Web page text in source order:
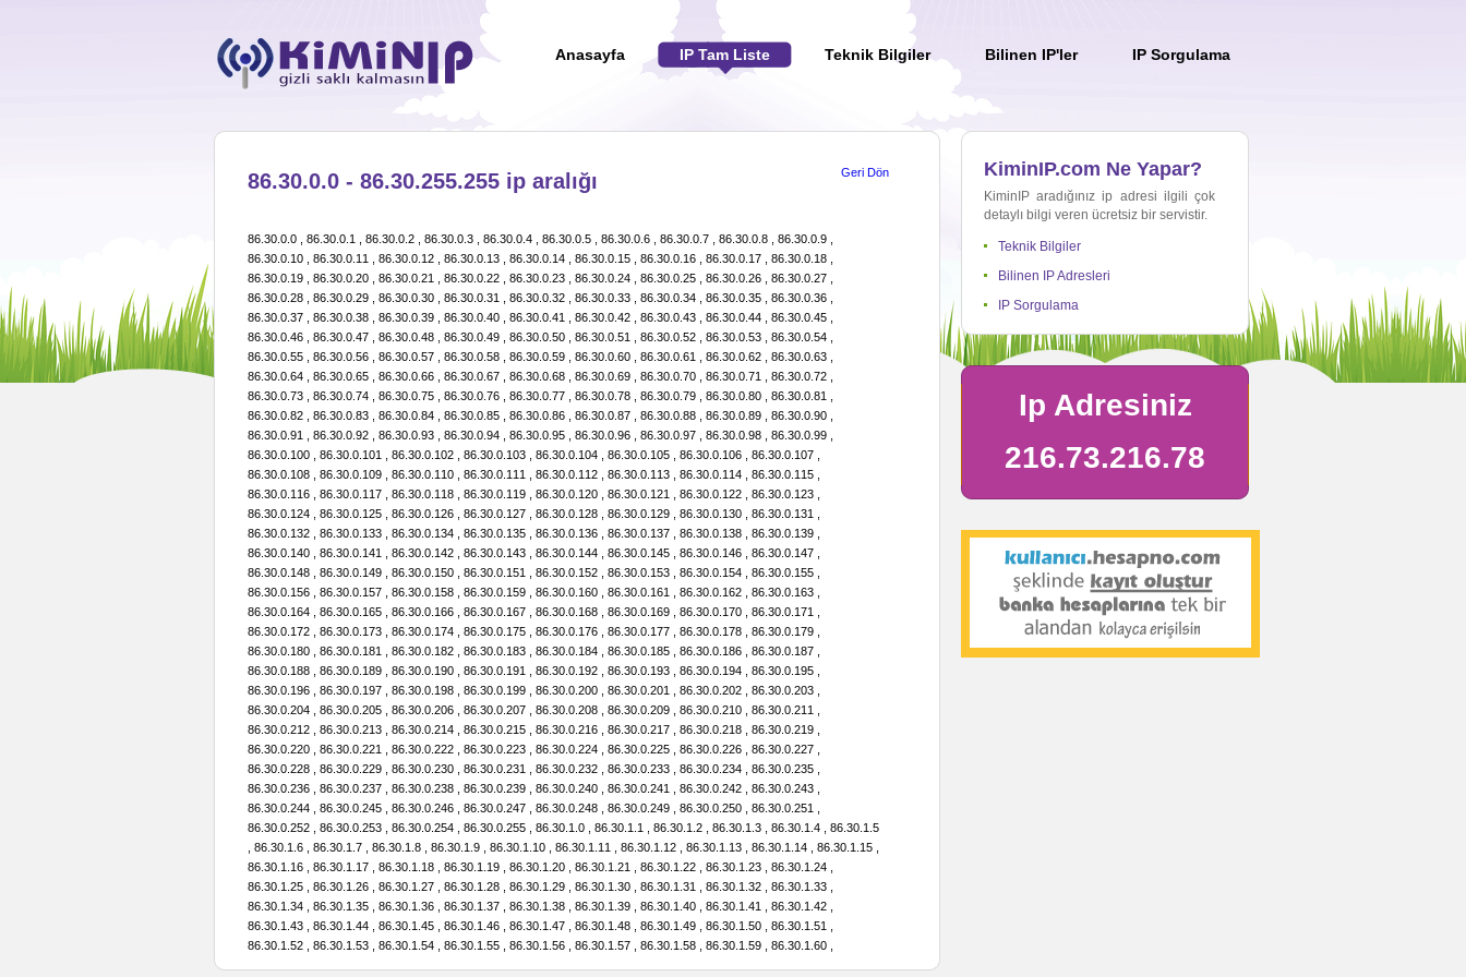
Anasayfa IP Tam Liste Teknik Bilgiler Bilinen IP'ler IP Sorgulama
86.30.0.0 - 86.30.255.255 ip aralığı Geri Dön
86.30.0.0 , 86.30.0.1 , 86.30.0.2 , 86.30.0.3 , 86.30.0.4 , 86.30.0.5 , 86.30.0.6 , 86.30.0.7 , 86.30.0.8 , 86.30.0.9 , 86.30.0.10 , 86.30.0.11 , 86.30.0.12 , 86.30.0.13 , 86.30.0.14 , 86.30.0.15 , 86.30.0.16 , 86.30.0.17 , 86.30.0.18 , 86.30.0.19 , 86.30.0.20 , 86.30.0.21 , 86.30.0.22 , 86.30.0.23 , 86.30.0.24 , 86.30.0.25 , 86.30.0.26 , 86.30.0.27 , 86.30.0.28 , 86.30.0.29 , 86.30.0.30 , 86.30.0.31 , 86.30.0.32 , 86.30.0.33 , 86.30.0.34 , 86.30.0.35 , 86.30.0.36 , 86.30.0.37 , 86.30.0.38 , 86.30.0.39 , 86.30.0.40 , 86.30.0.41 , 86.30.0.42 , 86.30.0.43 , 86.30.0.44 , 86.30.0.45 , 86.30.0.46 , 86.30.0.47 , 86.30.0.48 , 86.30.0.49 , 86.30.0.50 , 86.30.0.51 , 86.30.0.52 , 86.30.0.53 , 86.30.0.54 , 86.30.0.55 , 86.30.0.56 , 86.30.0.57 , 86.30.0.58 , 86.30.0.59 , 86.30.0.60 , 86.30.0.61 , 86.30.0.62 , 86.30.0.63 , 86.30.0.64 , 86.30.0.65 , 86.30.0.66 , 86.30.0.67 , 86.30.0.68 , 86.30.0.69 , 86.30.0.70 , 86.30.0.71 , 86.30.0.72 , 86.30.0.73 , 86.30.0.74 , 86.30.0.75 , 86.30.0.76 , 86.30.0.77 , 86.30.0.78 , 86.30.0.79 , 86.30.0.80 , 86.30.0.81 , 86.30.0.82 , 86.30.0.83 , 86.30.0.84 , 86.30.0.85 , 86.30.0.86 , 86.30.0.87 , 86.30.0.88 , 86.30.0.89 , 86.30.0.90 , 86.30.0.91 , 86.30.0.92 , 86.30.0.93 , 86.30.0.94 , 86.30.0.95 , 86.30.0.96 , 86.30.0.97 , 86.30.0.98 , 86.30.0.99 , 86.30.0.100 , 86.30.0.101 , 86.30.0.102 , 86.30.0.103 , 86.30.0.104 , 86.30.0.105 , 86.30.0.106 , 86.30.0.107 , 86.30.0.108 , 86.30.0.109 , 86.30.0.110 , 86.30.0.111 , 86.30.0.112 , 86.30.0.113 , 86.30.0.114 , 86.30.0.115 , 86.30.0.116 , 86.30.0.117 , 86.30.0.118 , 86.30.0.119 , 86.30.0.120 , 86.30.0.121 , 86.30.0.122 , 86.30.0.123 , 86.30.0.124 , 86.30.0.125 , 86.30.0.126 , 86.30.0.127 , 86.30.0.128 , 86.30.0.129 , 86.30.0.130 , 86.30.0.131 , 86.30.0.132 , 86.30.0.133 , 86.30.0.134 , 86.30.0.135 , 86.30.0.136 , 86.30.0.137 , 86.30.0.138 , 86.30.0.139 , 86.30.0.140 , 86.30.0.141 , 86.30.0.142 , 86.30.0.143 , 86.30.0.144 , 86.30.0.145 , 86.30.0.146 , 86.30.0.147 , 86.30.0.148 , 86.30.0.149 , 86.30.0.150 , 86.30.0.151 , 86.30.0.152 , 86.30.0.153 , 86.30.0.154 , 86.30.0.155 , 86.30.0.156 , 86.30.0.157 , 86.30.0.158 , 86.30.0.159 , 86.30.0.160 , 86.30.0.161 , 86.30.0.162 , 86.30.0.163 , 86.30.0.164 , 86.30.0.165 , 86.30.0.166 , 86.30.0.167 , 86.30.0.168 , 86.30.0.169 , 86.30.0.170 , 86.30.0.171 , 86.30.0.172 , 86.30.0.173 , 86.30.0.174 , 86.30.0.175 , 86.30.0.176 , 86.30.0.177 , 86.30.0.178 , 86.30.0.179 , 86.30.0.180 , 86.30.0.181 , 86.30.0.182 , 86.30.0.183 , 86.30.0.184 , 86.30.0.185 , 86.30.0.186 , 86.30.0.187 , 86.30.0.188 , 86.30.0.189 , 86.30.0.190 , 86.30.0.191 , 86.30.0.192 , 86.30.0.193 , 86.30.0.194 , 86.30.0.195 , 86.30.0.196 , 86.30.0.197 , 86.30.0.198 , 86.30.0.199 , 86.30.0.200 , 86.30.0.201 , 86.30.0.202 , 86.30.0.203 , 86.30.0.204 , 86.30.0.205 , 86.30.0.206 , 86.30.0.207 , 86.30.0.208 , 86.30.0.209 , 86.30.0.210 , 86.30.0.211 , 86.30.0.212 , 86.30.0.213 , 86.30.0.214 , 86.30.0.215 , 86.30.0.216 , 86.30.0.217 , 86.30.0.218 , 86.30.0.219 , 86.30.0.220 , 86.30.0.221 , 86.30.0.222 , 86.30.0.223 , 86.30.0.224 , 86.30.0.225 , 86.30.0.226 , 86.30.0.227 , 86.30.0.228 , 86.30.0.229 , 86.30.0.230 , 86.30.0.231 , 86.30.0.232 , 86.30.0.233 , 86.30.0.234 , 86.30.0.235 , 86.30.0.236 , 86.30.0.237 , 86.30.0.238 , 86.30.0.239 , 86.30.0.240 , 86.30.0.241 , 86.30.0.242 , 86.30.0.243 , 86.30.0.244 , 86.30.0.245 , 86.30.0.246 , 86.30.0.247 , 86.30.0.248 , 86.30.0.249 , 86.30.0.250 , 86.30.0.251 , 86.30.0.252 , 86.30.0.253 , 86.30.0.254 , 86.30.0.255 , 86.30.1.0 , 86.30.1.1 , 86.30.1.2 , 86.30.1.3 , 86.30.1.4 , 86.30.1.5 , 86.30.1.6 , 86.30.1.7 , 86.30.1.8 , 86.30.1.9 , 86.30.1.10 , 86.30.1.11 , 86.30.1.12 , 86.30.1.13 , 86.30.1.14 , 86.30.1.15 , 86.30.1.16 , 86.30.1.17 , 86.30.1.18 , 86.30.1.19 , 86.30.1.20 , 86.30.1.21 , 86.30.1.22 , 86.30.1.23 , 86.30.1.24 , 86.30.1.25 , 86.30.1.26 , 86.30.1.27 , 86.30.1.28 , 86.30.1.29 , 86.30.1.30 , 86.30.1.31 , 86.30.1.32 , 86.30.1.33 , 86.30.1.34 , 86.30.1.35 , 86.30.1.36 , 86.30.1.37 , 86.30.1.38 , 86.30.1.39 , 86.30.1.40 , 86.30.1.41 , 86.30.1.42 , 86.30.1.43 , 86.30.1.44 , 86.30.1.45 , 86.30.1.46 , 86.30.1.47 , 86.30.1.48 , 86.30.1.49 , 86.30.1.50 , 86.30.1.51 , 86.30.1.52 , 86.30.1.53 , 86.30.1.54 , 86.30.1.55 , 86.30.1.56 , 86.30.1.57 , 86.30.1.58 , 86.30.1.59 , 86.30.1.60 , 86.30.1.61 , 86.30.1.62 , 86.30.1.63 , 86.30.1.64 , 86.30.1.65 , 86.30.1.66 , 86.30.1.67 , 86.30.1.68 , 86.30.1.69 , 86.30.1.70 , 86.30.1.71 , 86.30.1.72 , 86.30.1.73 , 86.30.1.74 , 86.30.1.75 , 86.30.1.76 , 86.30.1.77 , 86.30.1.78 , 86.30.1.79 , 86.30.1.80 , 86.30.1.81 , 86.30.1.82 , 86.30.1.83 , 86.30.1.84 , 86.30.1.85 , 86.30.1.86 , 86.30.1.87 , 86.30.1.88 , 86.30.1.89 , 86.30.1.90 , 86.30.1.91 , 86.30.1.92 , 86.30.1.93 , 86.30.1.94 , 86.30.1.95 , 86.30.1.96 , 86.30.1.97 , 86.30.1.98 , 86.30.1.99 , 86.30.1.100 , 86.30.1.101 , 86.30.1.102 , 86.30.1.103 , 86.30.1.104 , 86.30.1.105 , 86.30.1.106 , 86.30.1.107 , 86.30.1.108 , 86.30.1.109 , 86.30.1.110 , 86.30.1.111 , 86.30.1.112 , 86.30.1.113 , 86.30.1.114 , 86.30.1.115 , 86.30.1.116 , 86.30.1.117 , 86.30.1.118 , 86.30.1.119 , 86.30.1.120 , 86.30.1.121 , 86.30.1.122 , 86.30.1.123 , 86.30.1.124 , 86.30.1.125 , 86.30.1.126 , 86.30.1.127 , 86.30.1.128 , 86.30.1.129 , 86.30.1.130 , 86.30.1.131 , 86.30.1.132 , 86.30.1.133 , 86.30.1.134 , 86.30.1.135 , 86.30.1.136 , 86.30.1.137 , 86.30.1.138 , 86.30.1.139 , 86.30.1.140 , 86.30.1.141 , 86.30.1.142 , 86.30.1.143 , 86.30.1.144 , 86.30.1.145 , 86.30.1.146 , 86.30.1.147 , 86.30.1.148 , 86.30.1.149 , 86.30.1.150 , 86.30.1.151 , 86.30.1.152 , 86.30.1.153 , 86.30.1.154 , 86.30.1.155 , 86.30.1.156 , 86.30.1.157 , 86.30.1.158 , 86.30.1.159 , 86.30.1.160 , 86.30.1.161 , 86.30.1.162 , 86.30.1.163 , 86.30.1.164 , 86.30.1.165 , 86.30.1.166 , 86.30.1.167 , 86.30.1.168 , 86.30.1.169 , 86.30.1.170 , 86.30.1.171 , 86.30.1.172 , 86.30.1.173 , 86.30.1.174 , 86.30.1.175 , 86.30.1.176 , 86.30.1.177 , 86.30.1.178 , 86.30.1.179 , 86.30.1.180 , 86.30.1.181 , 86.30.1.182 , 86.30.1.183 , 86.30.1.184 , 86.30.1.185 , 86.30.1.186 , 86.30.1.187 , 86.30.1.188 , 86.30.1.189 , 86.30.1.190 , 86.30.1.191 , 86.30.1.192 , 86.30.1.193 , 86.30.1.194 , 86.30.1.195 , 86.30.1.196 , 86.30.1.197 , 86.30.1.198 , 86.30.1.199 , 86.30.1.200 , 86.30.1.201 , 86.30.1.202 , 86.30.1.203 , 86.30.1.204 , 86.30.1.205 , 86.30.1.206 , 86.30.1.207 , 86.30.1.208 , 86.30.1.209 , 86.30.1.210 , 86.30.1.211 , 86.30.1.212 , 86.30.1.213 , 86.30.1.214 , 86.30.1.215 , 86.30.1.216 , 86.30.1.217 , 86.30.1.218 , 86.30.1.219 , 86.30.1.220 , 86.30.1.221 , 86.30.1.222 , 86.30.1.223 , 86.30.1.224 , 86.30.1.225 , 86.30.1.226 , 86.30.1.227 , 86.30.1.228 , 86.30.1.229 , 86.30.1.230 , 86.30.1.231 , 86.30.1.232 , 86.30.1.233 , 86.30.1.234 , 86.30.1.235 , 86.30.1.236 , 86.30.1.237 , 86.30.1.238 , 86.30.1.239 , 86.30.1.240 , 86.30.1.241 , 86.30.1.242 , 86.30.1.243 , 86.30.1.244 , 86.30.1.245 , 86.30.1.246 , 86.30.1.247 , 86.30.1.248 , 86.30.1.249 , 86.30.1.250 , 86.30.1.251 , 86.30.1.252 , 86.30.1.253 , 86.30.1.254 , 86.30.1.255 , 86.30.2.0 , 86.30.2.1 , 86.30.2.2 , 86.30.2.3 , 86.30.2.4 , 86.30.2.5 , 86.30.2.6 , 86.30.2.7 , 86.30.2.8 , 86.30.2.9 , 86.30.2.10 , 86.30.2.11 , 86.30.2.12 , 86.30.2.13 , 86.30.2.14 , 86.30.2.15 , 86.30.2.16 , 86.30.2.17 , 86.30.2.18 , 86.30.2.19 , 86.30.2.20 , 86.30.2.21 , 86.30.2.22 , 86.30.2.23 , 86.30.2.24 , 86.30.2.25 , 86.30.2.26 , 86.30.2.27 , 86.30.2.28 , 86.30.2.29 , 86.30.2.30 , 86.30.2.31 , 86.30.2.32 , 86.30.2.33 , 86.30.2.34 , 86.30.2.35 , 86.30.2.36 , 86.30.2.37 , 86.30.2.38 , 86.30.2.39 , 86.30.2.40 , 86.30.2.41 , 86.30.2.42 , 86.30.2.43 , 86.30.2.44 , 86.30.2.45 , 86.30.2.46 , 86.30.2.47 , 86.30.2.48 , 86.30.2.49 , 86.30.2.50 , 86.30.2.51 , 86.30.2.52 , 86.30.2.53 , 86.30.2.54 , 86.30.2.55 , 86.30.2.56 , 86.30.2.57 , 86.30.2.58 , 86.30.2.59 , 86.30.2.60 , 86.30.2.61 , 86.30.2.62 , 86.30.2.63 , 86.30.2.64 , 86.30.2.65 , 86.30.2.66 , 86.30.2.67 , 86.30.2.68 , 86.30.2.69 , 86.30.2.70 , 86.30.2.71 , 86.30.2.72 , 86.30.2.73 , 86.30.2.74 , 86.30.2.75 , 86.30.2.76 , 86.30.2.77 , 86.30.2.78 , 86.30.2.79 , 86.30.2.80 , 86.30.2.81 , 86.30.2.82 , 86.30.2.83 , 86.30.2.84 , 86.30.2.85 , 86.30.2.86 , 86.30.2.87 , 86.30.2.88 , 86.30.2.89 , 86.30.2.90 , 86.30.2.91 , 86.30.2.92 , 86.30.2.93 , 86.30.2.94 , 86.30.2.95 , 86.30.2.96 , 86.30.2.97 , 86.30.2.98 , 86.30.2.99 , 86.30.2.100 , 86.30.2.101 , 86.30.2.102 , 86.30.2.103 , 86.30.2.104 , 86.30.2.105 , 86.30.2.106 , 86.30.2.107 , 86.30.2.108 , 86.30.2.109 , 86.30.2.110 , 86.30.2.111 , 86.30.2.112 , 86.30.2.113 , 86.30.2.114 , 86.30.2.115 , 86.30.2.116 , 86.30.2.117 , 86.30.2.118 , 86.30.2.119 , 86.30.2.120 , 86.30.2.121 , 86.30.2.122 , 86.30.2.123 , 86.30.2.124 , 86.30.2.125 , 86.30.2.126 , 86.30.2.127 , 86.30.2.128 , 86.30.2.129 , 86.30.2.130 , 86.30.2.131 , 86.30.2.132 , 86.30.2.133 , 86.30.2.134 , 86.30.2.135 , 86.30.2.136 , 86.30.2.137 , 86.30.2.138 , 86.30.2.139 , 86.30.2.140 , 86.30.2.141 , 86.30.2.142 , 86.30.2.143 , 86.30.2.144 , 86.30.2.145 , 86.30.2.146 , 86.30.2.147 , 86.30.2.148 , 86.30.2.149 , 86.30.2.150 , 86.30.2.151 , 86.30.2.152 , 86.30.2.153 , 86.30.2.154 , 86.30.2.155 , 86.30.2.156 , 86.30.2.157 , 86.30.2.158 , 86.30.2.159 , 86.30.2.160 , 86.30.2.161 , 86.30.2.162 , 86.30.2.163 , 86.30.2.164 , 86.30.2.165 , 86.30.2.166 , 86.30.2.167 , 86.30.2.168 , 86.30.2.169 , 86.30.2.170 , 86.30.2.171 , 86.30.2.172 , 86.30.2.173 , 86.30.2.174 , 86.30.2.175 , 86.30.2.176 , 86.30.2.177 , 86.30.2.178 , 86.30.2.179 , 86.30.2.180 , 86.30.2.181 , 86.30.2.182 , 86.30.2.183 , 86.30.2.184 , 86.30.2.185 , 86.30.2.186 , 86.30.2.187 , 86.30.2.188 , 86.30.2.189 , 86.30.2.190 , 86.30.2.191 , 86.30.2.192 , 86.30.2.193 , 86.30.2.194 , 86.30.2.195 , 86.30.2.196 , 86.30.2.197 , 86.30.2.198 , 86.30.2.199 , 86.30.2.200 , 86.30.2.201 , 86.30.2.202 , 86.30.2.203 , 86.30.2.204 , 86.30.2.205 , 86.30.2.206 , 86.30.2.207 , 86.30.2.208 , 86.30.2.209 , 86.30.2.210 , 86.30.2.211 , 86.30.2.212 , 86.30.2.213 , 86.30.2.214 , 86.30.2.215 , 86.30.2.216 , 86.30.2.217 , 86.30.2.218 , 86.30.2.219 , 86.30.2.220 , 86.30.2.221 , 86.30.2.222 , 86.30.2.223 , 86.30.2.224 , 86.30.2.225
KiminIP.com Ne Yapar?
KiminIP aradığınız ip adresi ilgili çok
detaylı bilgi veren ücretsiz bir servistir.
Teknik Bilgiler
Bilinen IP Adresleri
IP Sorgulama
Ip Adresiniz
216.73.216.78